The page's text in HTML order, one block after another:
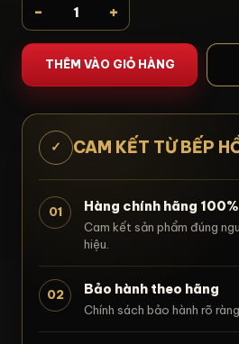
- +
THÊM VÀO GIỎ HÀNG
✓ CAM KẾT TỪ BẾP
01 Hàng chính hãng 100%
Cam kết sản phẩm đúng
hiệu.
02 Bảo hành theo hãng
Chính sách bảo hành rõ